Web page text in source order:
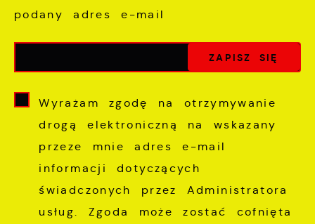
podany adres e-mail
Wyrażam zgodę na otrzymywanie
drogą elektroniczną na wskazany
przeze mnie adres e-mail
informacji dotyczących
świadczonych przez Administratora
usług. Zgoda może zostać cofnięta